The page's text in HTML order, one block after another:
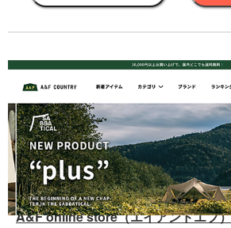
A&F online store（エイアンドエフ）